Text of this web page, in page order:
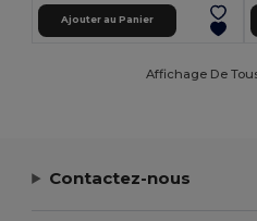
Ajouter au Panier
Affichage De
Contactez-nous